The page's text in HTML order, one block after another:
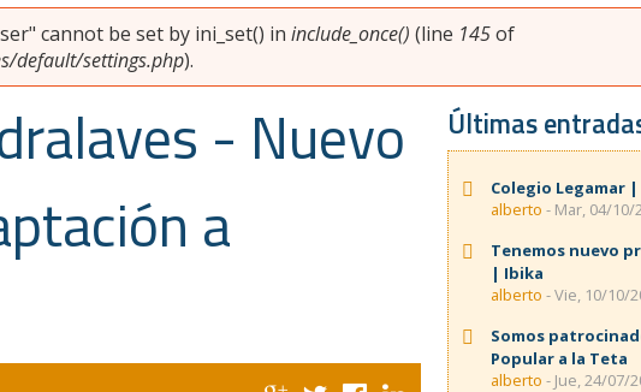
cannot be set by ini_set() ininclude_once() (line 145of
default/settings.php).
- Nuevo
a
Últimas
Colegio Legamar
alberto - Mar, 04/10/
Tenemos nuevo
| Ibika
alberto - Vie, 10/10/
Somos
Popular a la Teta
alberto - Jue, 24/07/